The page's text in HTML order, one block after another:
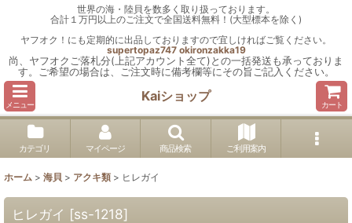
世界の海・陸貝を数多く取り扱っております。
合計１万円以上のご注文で全国送料無料！(大型標本を除く)
ヤフオク！にも定期的に出品しておりますので宜しければご覧ください。
supertopaz747 okironzakka19
尚、ヤフオクご落札分(上記アカウント全て)との一括発送も承っておりま
す。ご希望の場合は、ご注文時に備考欄等にその旨ご記入ください。
メニュー
Kaiショップ
カート
カテゴリ マイページ 商品検索 ご利用案内
ホーム > 海貝 > アクキ類 > ヒレガイ
ヒレガイ [ss-1218]